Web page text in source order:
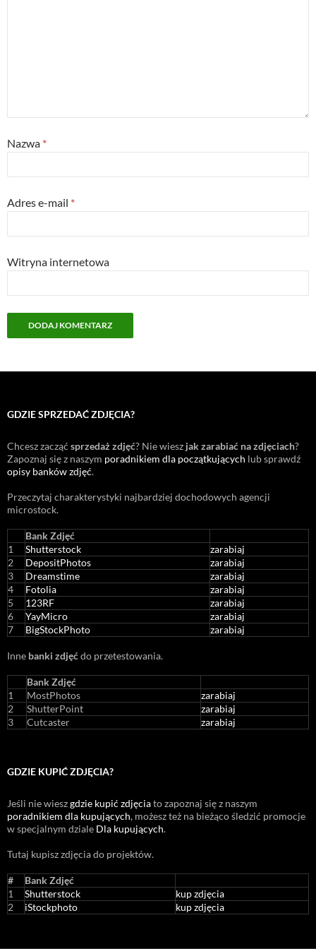
Nazwa *
Adres e-mail *
Witryna internetowa
GDZIE SPRZEDAĆ ZDJĘCIA?
Chcesz zacząć sprzedaż zdjęć? Nie wiesz jak zarabiać na zdjęciach?
Zapoznaj się z naszym poradnikiem dla początkujących lub sprawdź
opisy banków zdjęć.
Przeczytaj charakterystyki najbardziej dochodowych agencji
microstock.
Bank Zdjęć
1
Shutterstock
zarabiaj
2
DepositPhotos
zarabiaj
3
Dreamstime
zarabiaj
4
Fotolia
zarabiaj
5
123RF
zarabiaj
6
YayMicro
zarabiaj
7
BigStockPhoto zarabiaj
Inne banki zdjęćdo przetestowania.
Bank Zdjęć
1
MostPhotos
zarabiaj
2
ShutterPoint
zarabiaj
3
Cutcaster zarabiaj
GDZIE KUPIĆ ZDJĘCIA?
Jeśli nie wieszgdzie kupić zdjęciato zapoznaj się z naszym
poradnikiem dla kupujących, możesz też na bieżąco śledzić promocje
w specjalnym dziale Dla kupujących.
Tutaj kupisz zdjęcia do projektów.
#
Bank Zdjęć
1
Shutterstock
kup zdjęcia
2
iStockphoto kup zdjęcia